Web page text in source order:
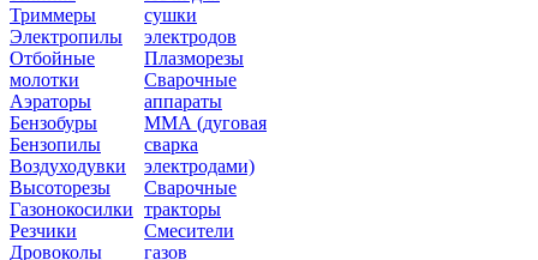
Триммеры
Электропилы
Отбойные
молотки
Аэраторы
Бензобуры
Бензопилы
Воздуходувки
Высоторезы
Газонокосилки
Резчики
Дровоколы
сушки
электродов
Плазморезы
Сварочные
аппараты
ММА (дуговая
сварка
электродами)
Сварочные
тракторы
Смесители
газов